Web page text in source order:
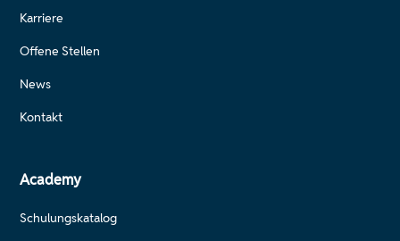
Karriere
Offene Stellen
News
Kontakt
Academy
Schulungskatalog